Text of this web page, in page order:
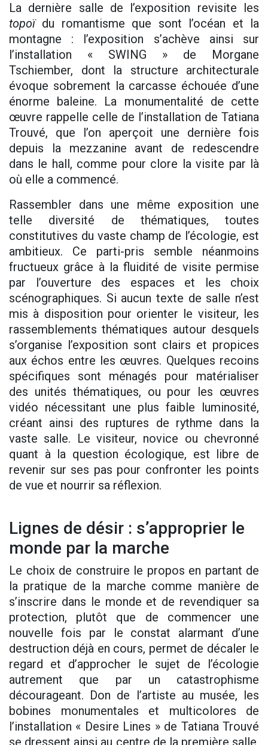
La dernière salle de l’exposition revisite les
topoïdu romantisme que sont l’océan et la
montagne : l’exposition s’achève ainsi sur
l’installation « SWING » de Morgane
Tschiember, dont la structure architecturale
évoque sobrement la carcasse échouée d’une
énorme baleine. La monumentalité de cette
œuvre rappelle celle de l’installation de Tatiana
Trouvé, que l’on aperçoit une dernière fois
depuis la mezzanine avant de redescendre
dans le hall, comme pour clore la visite par là
où elle a commencé.
Rassembler dans une même exposition une
telle diversité de thématiques, toutes
constitutives du vaste champ de l’écologie, est
ambitieux. Ce parti-pris semble néanmoins
fructueux grâce à la fluidité de visite permise
par l’ouverture des espaces et les choix
scénographiques. Si aucun texte de salle n’est
mis à disposition pour orienter le visiteur, les
rassemblements thématiques autour desquels
s’organise l’exposition sont clairs et propices
aux échos entre les œuvres. Quelques recoins
spécifiques sont ménagés pour matérialiser
des unités thématiques, ou pour les œuvres
vidéo nécessitant une plus faible luminosité,
créant ainsi des ruptures de rythme dans la
vaste salle. Le visiteur, novice ou chevronné
quant à la question écologique, est libre de
revenir sur ses pas pour confronter les points
de vue et nourrir sa réflexion.
Lignes de désir : s’approprier le
monde par la marche
Le choix de construire le propos en partant de
la pratique de la marche comme manière de
s’inscrire dans le monde et de revendiquer sa
protection, plutôt que de commencer une
nouvelle fois par le constat alarmant d’une
destruction déjà en cours, permet de décaler le
regard et d’approcher le sujet de l’écologie
autrement que par un catastrophisme
décourageant. Don de l’artiste au musée, les
bobines monumentales et multicolores de
l’installation « Desire Lines » de Tatiana Trouvé